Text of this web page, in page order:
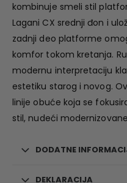
kombinuje smeli stil
Lagani CX srednji đon i
zadnji deo platforme
komfor tokom kretanja.
modernu interpretaciju
estetiku starog i novog.
linije obuće koja se
stil, nudeći
DODATNE
DEKLARACIJA